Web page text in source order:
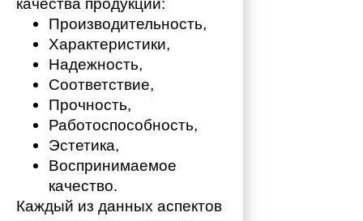
качества продукции:
Производительность,
Характеристики,
Надежность,
Соответствие,
Прочность,
Работоспособность,
Эстетика,
Воспринимаемое
качество.
Каждый из данных аспектов